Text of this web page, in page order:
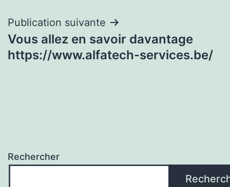
Publication suivante
Vous allez en savoir davantage
https://www.alfatech-services.be/
Rechercher